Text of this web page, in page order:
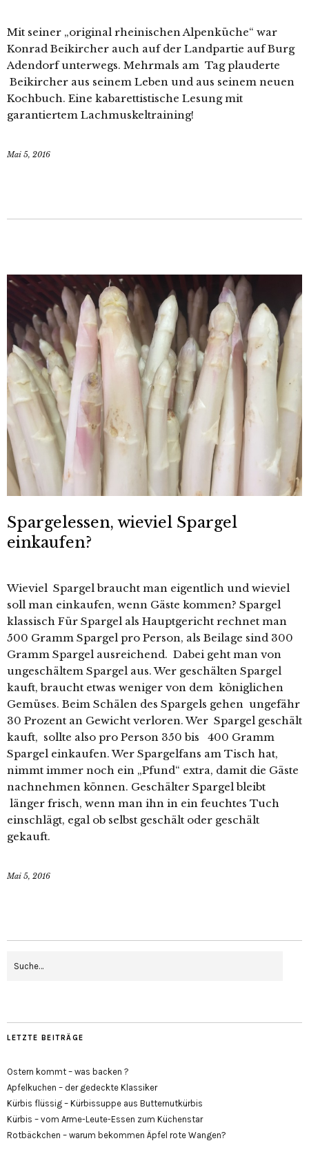
Mit seiner „original rheinischen Alpenküche“ war
Konrad Beikircher auch auf der Landpartie auf Burg
Adendorf unterwegs. Mehrmals am Tag plauderte
Beikircher aus seinem Leben und aus seinem neuen
Kochbuch. Eine kabarettistische Lesung mit
garantiertem Lachmuskeltraining!
Mai 5, 2016
Spargelessen, wieviel Spargel
einkaufen?
Wieviel Spargel braucht man eigentlich und wieviel
soll man einkaufen, wenn Gäste kommen? Spargel
klassisch Für Spargel als Hauptgericht rechnet man
500 Gramm Spargel pro Person, als Beilage sind 300
Gramm Spargel ausreichend. Dabei geht man von
ungeschältem Spargel aus. Wer geschälten Spargel
kauft, braucht etwas weniger von dem königlichen
Gemüses. Beim Schälen des Spargels gehen ungefähr
30 Prozent an Gewicht verloren. Wer Spargel geschält
kauft, sollte also pro Person 350 bis 400 Gramm
Spargel einkaufen. Wer Spargelfans am Tisch hat,
nimmt immer noch ein „Pfund“ extra, damit die Gäste
nachnehmen können. Geschälter Spargel bleibt
länger frisch, wenn man ihn in ein feuchtes Tuch
einschlägt, egal ob selbst geschält oder geschält
gekauft.
Mai 5, 2016
LETZTE BEITRÄGE
Ostern kommt – was backen ?
Apfelkuchen – der gedeckte Klassiker
Kürbis flüssig – Kürbissuppe aus Butternutkürbis
Kürbis – vom Arme-Leute-Essen zum Küchenstar
Rotbäckchen – warum bekommen Äpfel rote Wangen?